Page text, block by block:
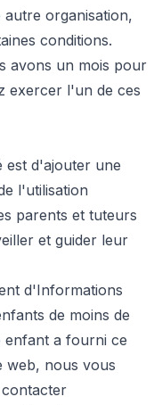
organisation,
conditions.
avons un mois pour
exercer l'un de ces
est d'ajouter une
l'utilisation
parents et tuteurs
et guider leur
d'Informations
de moins de
enfant a fourni ce
web, nous vous